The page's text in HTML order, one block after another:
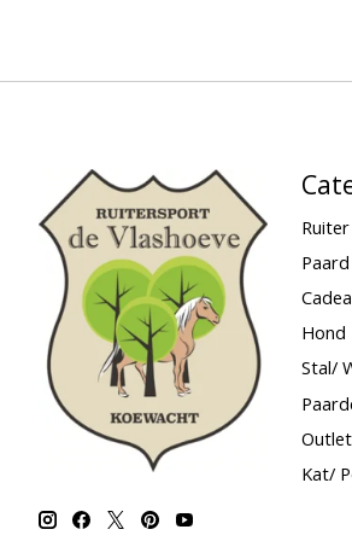
Ruiter
Paard
Hond
Stal/
Outlet
Kat/